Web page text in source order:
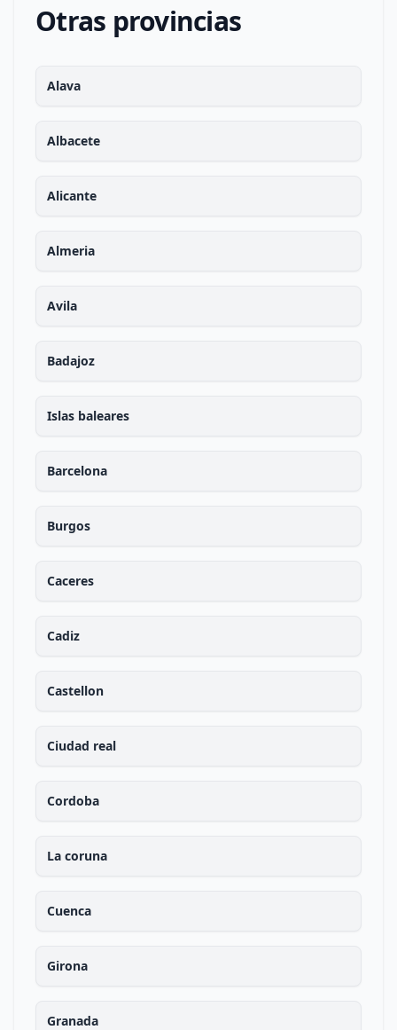
Otras provincias
Alava
Albacete
Alicante
Almeria
Avila
Badajoz
Islas baleares
Barcelona
Burgos
Caceres
Cadiz
Castellon
Ciudad real
Cordoba
La coruna
Cuenca
Girona
Granada